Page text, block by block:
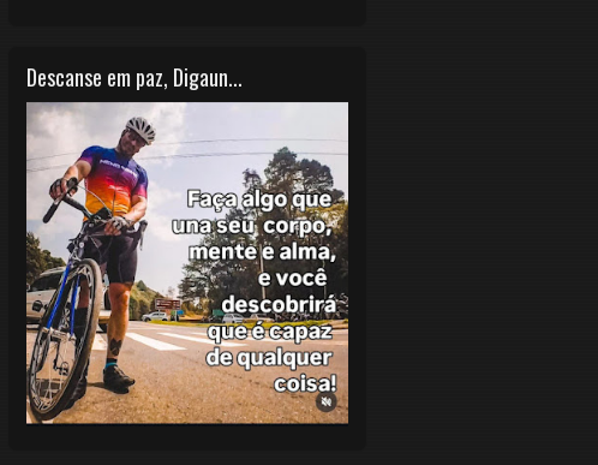
Descanse em paz, Digaun...